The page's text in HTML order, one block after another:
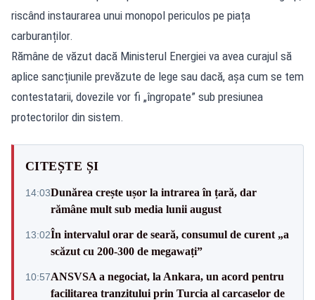
riscând instaurarea unui monopol periculos pe piața
carburanților.
Rămâne de văzut dacă Ministerul Energiei va avea curajul să
aplice sancțiunile prevăzute de lege sau dacă, așa cum se tem
contestatarii, dovezile vor fi „îngropate” sub presiunea
protectorilor din sistem.
CITEȘTE ȘI
14:03Dunărea crește ușor la intrarea în țară, dar
rămâne mult sub media lunii august
13:02În intervalul orar de seară, consumul de curent „a
scăzut cu 200-300 de megawați”
10:57ANSVSA a negociat, la Ankara, un acord pentru
facilitarea tranzitului prin Turcia al carcaselor de